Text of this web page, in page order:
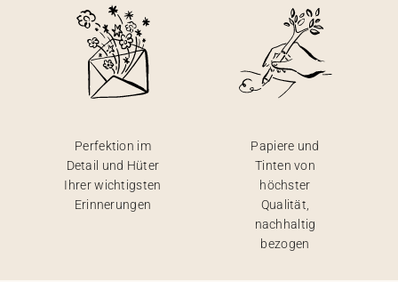
Perfektion im
Detail und Hüter
Ihrer wichtigsten
Erinnerungen
Papiere und
Tinten von
höchster
Qualität,
nachhaltig
bezogen